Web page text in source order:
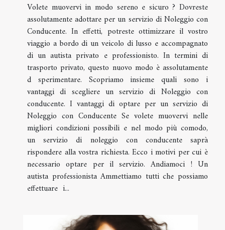
Volete muovervi in modo sereno e sicuro ? Dovreste
assolutamente adottare per un servizio di Noleggio con
Conducente. In effetti, potreste ottimizzare il vostro
viaggio a bordo di un veicolo di lusso e accompagnato
di un autista privato e professionisto. In termini di
trasporto privato, questo nuovo modo è assolutamente
d sperimentare. Scopriamo insieme quali sono i
vantaggi di scegliere un servizio di Noleggio con
conducente. I vantaggi di optare per un servizio di
Noleggio con Conducente Se volete muovervi nelle
migliori condizioni possibili e nel modo più comodo,
un servizio di noleggio con conducente saprà
rispondere alla vostra richiesta. Ecco i motivi per cui è
necessario optare per il servizio. Andiamoci ! Un
autista professionista Ammettiamo tutti che possiamo
effettuare i...